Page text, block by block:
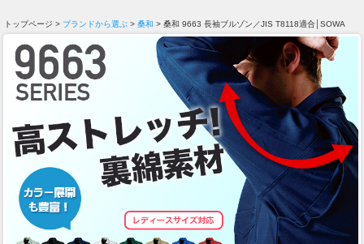
トップページ > ブランドから選ぶ > 桑和 > 桑和 9663 長袖ブルゾン／JIS T8118適合│SOWA